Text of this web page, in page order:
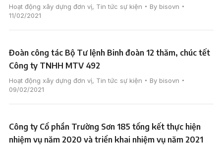
Hoạt động xây dựng đơn vị, Tin tức sự kiện By bisovn
11/02/2021
Đoàn công tác Bộ Tư lệnh Binh đoàn 12 thăm, chúc tết
Công ty TNHH MTV 492
Hoạt động xây dựng đơn vị, Tin tức sự kiện By bisovn
09/02/2021
Công ty Cổ phần Trường Sơn 185 tổng kết thực hiện
nhiệm vụ năm 2020 và triển khai nhiệm vụ năm 2021